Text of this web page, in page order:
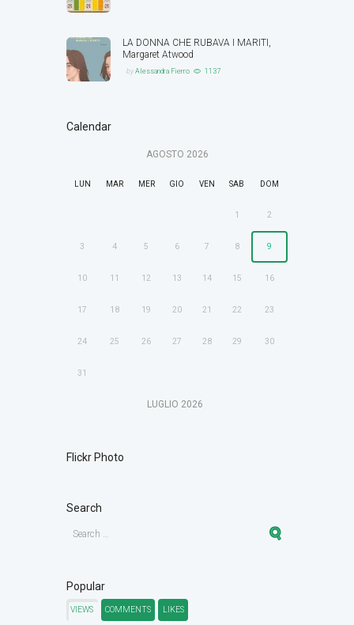
LA DONNA CHE RUBAVA I MARITI,
Margaret Atwood
byAlessandra Fierro 1137
Calendar
AGOSTO 2026
LUN MAR MER GIO VEN SAB DOM
1 2
3 4 5 6 7 8 9
10 11 12 13 14 15 16
17 18 19 20 21 22 23
24 25 26 27 28 29 30
31
LUGLIO 2026
Flickr Photo
Search
Popular
VIEWS COMMENTS LIKES